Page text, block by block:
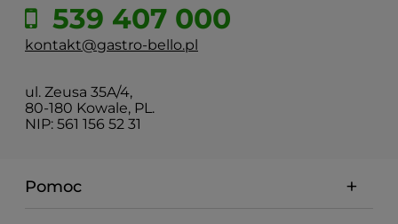
539 407 000
kontakt@gastro-bello.pl
ul. Zeusa 35A/4,
80-180 Kowale, PL.
NIP: 561 156 52 31
Pomoc